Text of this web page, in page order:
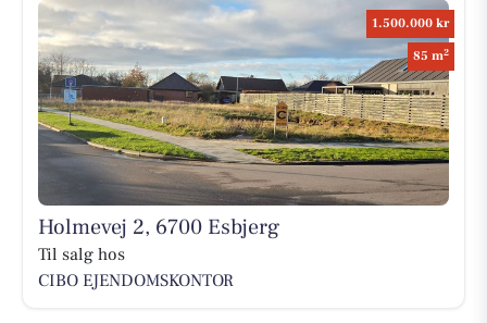
1.500.000 kr
85 m2
Holmevej 2, 6700 Esbjerg
Til salg hos
CIBO EJENDOMSKONTOR